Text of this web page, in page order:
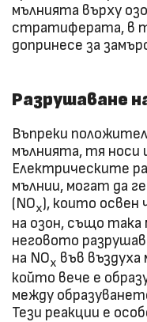
мълнията върху
стратиферата, в
допринесе за
Разрушаване
Въпреки
мълнията, тя
Електрическите
мълнии, могат да
(NOx), които освен
на озон, също
неговото
на NOx във
който вече е
между
Тези реакции е